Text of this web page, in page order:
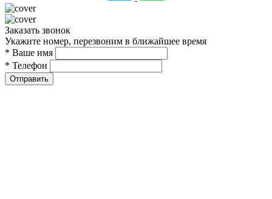
Заказать звонок
Укажите номер, перезвоним в ближайшее время
* Ваше имя
* Телефон
Отправить